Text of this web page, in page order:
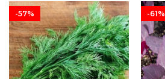
-57% -61%